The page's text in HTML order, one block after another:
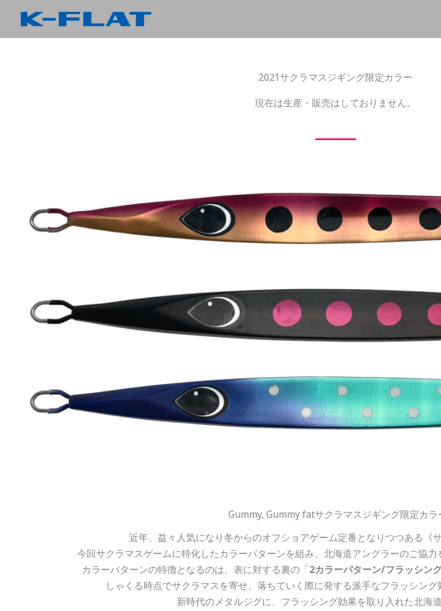
を
2021サクラマスジギング限定カラー
現在は生産・販売はしておりません。
Gummy, Gummy fatサクラマスジギング限定カラ
近年、益々人気になり冬からのオフショアゲーム定番となりつつある《
今回サクラマスゲームに特化したカラーパターンを組み、北海道アングラーのご協力
カラーパターンの特徴となるのは、表に対する裏の「2カラーパターン/フラッシン
しゃくる時点でサクラマスを寄せ、落ちていく際に発する派手なフラッシング
新時代のメタルジグに、フラッシング効果を取り入れた北海道